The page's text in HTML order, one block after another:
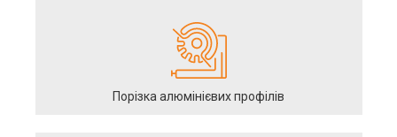
Порізка алюмінієвих профілів